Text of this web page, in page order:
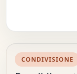
CONDIVISIONE